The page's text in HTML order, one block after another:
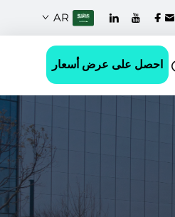
AR
احصل على عرض أسعار